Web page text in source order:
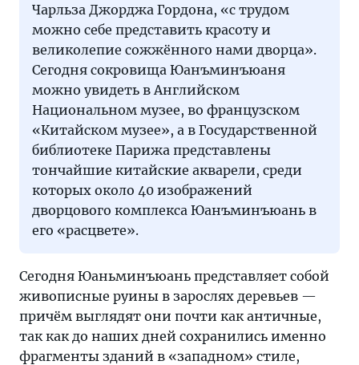
Чарльза Джорджа Гордона, «с трудом
можно себе представить красоту и
великолепие сожжённого нами дворца».
Сегодня сокровища Юанъминъюаня
можно увидеть в Английском
Национальном музее, во французском
«Китайском музее», а в Государственной
библиотеке Парижа представлены
тончайшие китайские акварели, среди
которых около 40 изображений
дворцового комплекса Юанъминъюань в
его «расцвете».
Сегодня Юаньминъюань представляет собой
живописные руины в зарослях деревьев —
причём выглядят они почти как античные,
так как до наших дней сохранились именно
фрагменты зданий в «западном» стиле,